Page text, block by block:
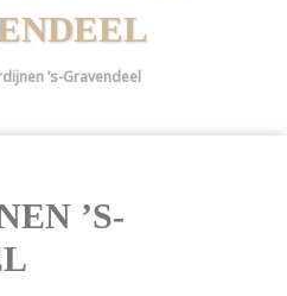
’s-Gravendeel
’S-